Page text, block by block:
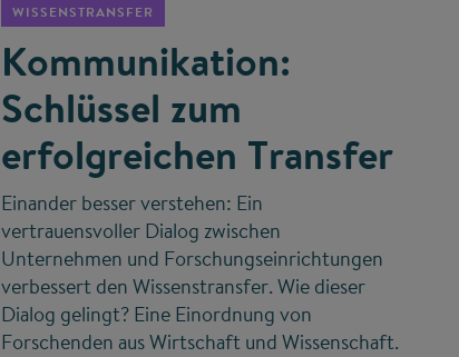
WISSENSTRANSFER
Kommunikation:
Schlüssel zum
erfolgreichen Transfer
Einander besser verstehen: Ein
vertrauensvoller Dialog zwischen
Unternehmen und Forschungseinrichtungen
verbessert den Wissenstransfer. Wie dieser
Dialog gelingt? Eine Einordnung von
Forschenden aus Wirtschaft und Wissenschaft.